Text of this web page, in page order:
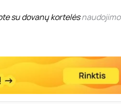
su dovanų kortelėsnaudojimo